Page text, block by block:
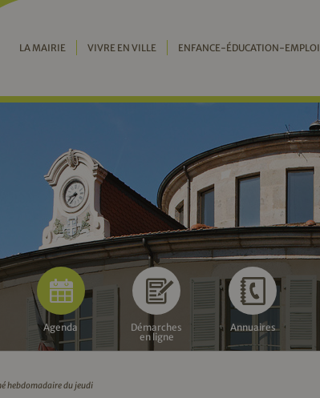
LA MAIRIE VIVRE EN VILLE ENFANCE-ÉDUCATION-EMPLOI
Agenda
Démarches
en ligne
Annuaires
hebdomadaire du jeudi